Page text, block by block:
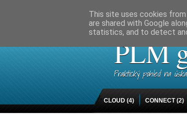
Home Co je PLM
PLM
Praktický pohled na
CLOUD (4) CONNECT (2)
This site uses cookies
are shared with Google
statistics, and to detect